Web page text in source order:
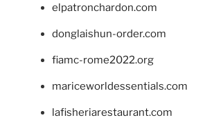
elpatronchardon.com
donglaishun-order.com
fiamc-rome2022.org
mariceworldessentials.com
lafisheriarestaurant.com